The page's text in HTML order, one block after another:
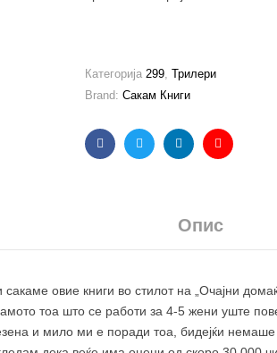
Категорија 299, Трилери
Brand: Сакам Книги
FacebookTwitterLinkedinEmail
Опис
сакаме овие книги во стилот на „Очајни
тоа што се работи за 4-5 жени уште
и мило ми е поради тоа, бидејќи